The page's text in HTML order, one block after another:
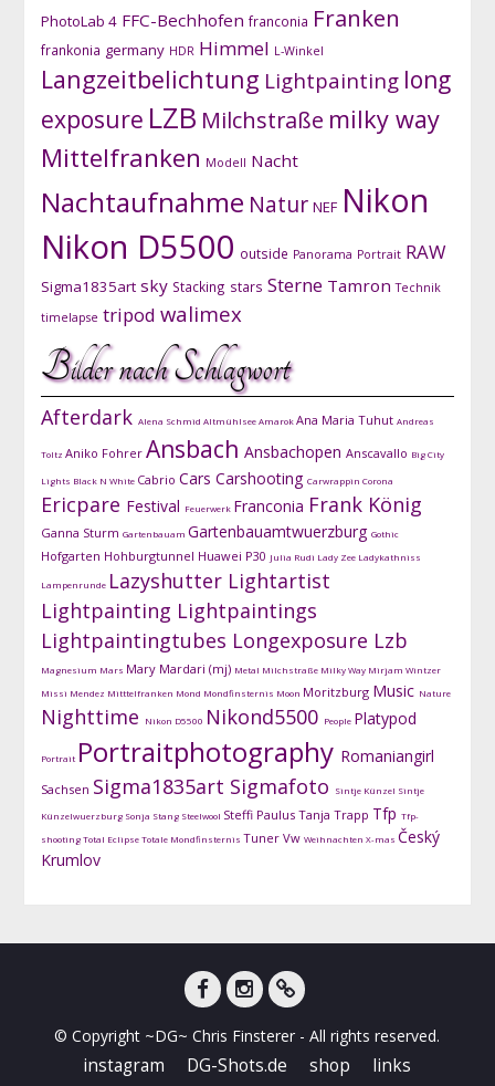
PhotoLab 4 FFC-Bechhofen franconia Franken
frankonia germany HDR Himmel L-Winkel
Langzeitbelichtung Lightpainting long
exposure LZB Milchstraße milky way
Mittelfranken Modell Nacht
Nachtaufnahme Natur NEF Nikon
Nikon D5500 outside Panorama Portrait RAW
Sigma1835art sky Stacking stars Sterne Tamron Technik
timelapse tripod walimex
Bilder nach Schlagwort
Afterdark Alena Schmid AltmühlseeAmarokAna Maria Tuhut Andreas
Toltz Aniko Fohrer Ansbach Ansbachopen Anscavallo Big City
Lights Black N White Cabrio Cars Carshooting Carwrappin Corona
Ericpare Festival Feuerwerk Franconia Frank König
Ganna Sturm Gartenbauam Gartenbauamtwuerzburg Gothic
Hofgarten Hohburgtunnel Huawei P30 Julia Rudi Lady Zee Ladykathniss
Lampenrunde Lazyshutter Lightartist
Lightpainting Lightpaintings
Lightpaintingtubes Longexposure Lzb
Magnesium Mars Mary Mardari (mj) Metal Milchstraße Milky Way Mirjam Wintzer
Missi Mendez Mitttelfranken Mond Mondfinsternis Moon Moritzburg Music Nature
Nighttime Nikon D5500 Nikond5500 People Platypod
Portrait Portraitphotography Romaniangirl
Sachsen Sigma1835art Sigmafoto Sintje Künzel Sintje
Künzelwuerzburg Sonja Stang Steelwool Steffi Paulus Tanja Trapp Tfp Tfp-
shootingTotal EclipseTotale Mondfinsternis Tuner Vw Weihnachten X-mas Český
Krumlov
Shots
© Copyright ~DG~ Chris Finsterer - All rights reserved.
instagram DG-Shots.de shop links